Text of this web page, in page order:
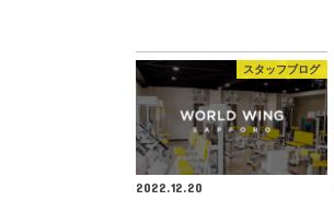
スタッフブログ
2022.12.20